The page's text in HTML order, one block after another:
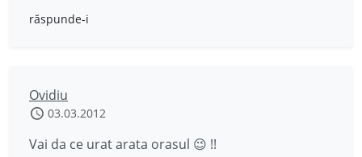
răspunde-i
Ovidiu
03.03.2012
Vai da ce urat arata orasul 😉 !!